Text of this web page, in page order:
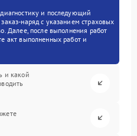
и последующий
наряд с указанием страховых
Далее, после выполнения работ
акт выполненных работ и
и какой